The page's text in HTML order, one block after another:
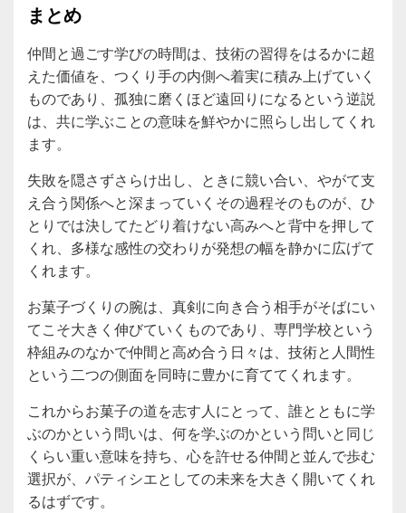
まとめ
仲間と過ごす学びの時間は、技術の習得をはるかに超
えた価値を、つくり手の内側へ着実に積み上げていく
ものであり、孤独に磨くほど遠回りになるという逆説
は、共に学ぶことの意味を鮮やかに照らし出してくれ
ます。
失敗を隠さずさらけ出し、ときに競い合い、やがて支
え合う関係へと深まっていくその過程そのものが、ひ
とりでは決してたどり着けない高みへと背中を押して
くれ、多様な感性の交わりが発想の幅を静かに広げて
くれます。
お菓子づくりの腕は、真剣に向き合う相手がそばにい
てこそ大きく伸びていくものであり、専門学校という
枠組みのなかで仲間と高め合う日々は、技術と人間性
という二つの側面を同時に豊かに育ててくれます。
これからお菓子の道を志す人にとって、誰とともに学
ぶのかという問いは、何を学ぶのかという問いと同じ
くらい重い意味を持ち、心を許せる仲間と並んで歩む
選択が、パティシエとしての未来を大きく開いてくれ
るはずです。